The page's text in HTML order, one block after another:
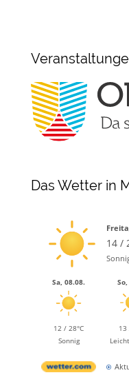
Das Wetter in
14 /
Sa, 08.08.
12 / 28°C
Sonnig
13